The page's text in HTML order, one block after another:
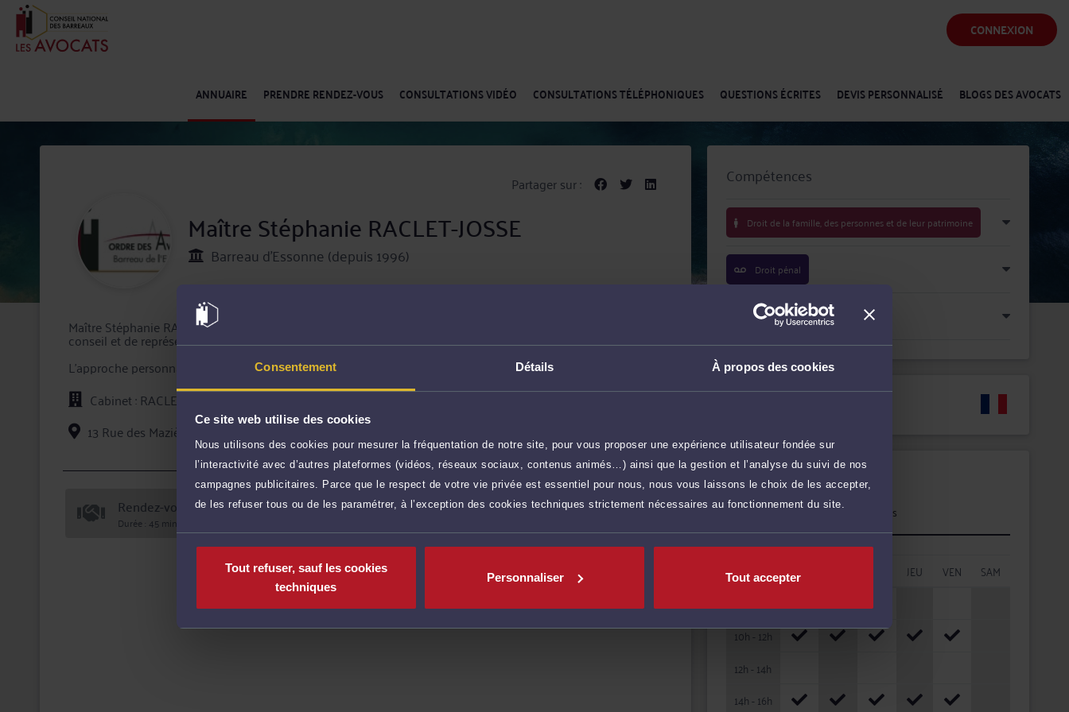
Consentement Détails À propos des cookies
Ce site web utilise des cookies
Nous utilisons des cookies pour mesurer la fréquentation de notre site, pour vous proposer une expérience utilisateur fondée sur
l’interactivité avec d’autres plateformes (vidéos, réseaux sociaux, contenus animés…) ainsi que la gestion et l’analyse du suivi de nos
campagnes publicitaires. Parce que le respect de votre vie privée est essentiel pour nous, nous vous laissons le choix de les accepter,
de les refuser tous ou de les paramétrer, à l’exception des cookies techniques strictement nécessaires au fonctionnement du site.
Tout refuser, sauf les cookies
techniques
Personnaliser Tout accepter
CONNEXION
ANNUAIRE PRENDRE RENDEZ-VOUS CONSULTATIONS VIDÉO CONSULTATIONS TÉLÉPHONIQUES QUESTIONS ÉCRITES DEVIS PERSONNALISÉ BLOGS DES AVOCATS
Partager sur :
Maître Stéphanie RACLET-JOSSE
Barreau d'Essonne (depuis 1996)
Maître Stéphanie RACLET-JOSSE exerce son activité d'avocat à Evry et assure auprès de ses clients un rôle de
conseil et de représentation en justice.
L'approche personnalisée mise en oeuvre par Me RACLET-JOSSE permet d'assurer une prestation de conseil
à valeur ajoutée et une représentation en justice de qualité devant les tribunaux.
En confiant un dossier à Maître RACLET-JOSSE, vous bénéficiez d'une confidentialité totale dans le
traitement de votre dossier et des garanties qu'offre la profession d'avocat en matière d'expertise et de
sécurité.
Cabinet : RACLET-JOSSE STÉPHANIE
13 Rue des Mazières 91000 EVRY COURCOURONNES
Voir plus
Rendez-vous cabinet
Durée : 45 min 100 € TTC Prendre RDV
Compétences
Droit de la famille, des personnes et de leur patrimoine
Droit pénal
Procédure civile
Disponibilités
Rendez-vous
HORAIRES LUN JEU VEN
SAM
08h - 10h
10h - 12h
12h - 14h
14h - 16h